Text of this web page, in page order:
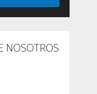
NOSOTROS